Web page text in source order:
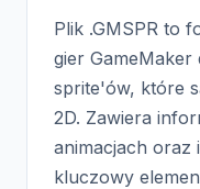
Plik .GMSPR to
gier
sprite'ów, które
2D. Zawiera
animacjach oraz
kluczowy